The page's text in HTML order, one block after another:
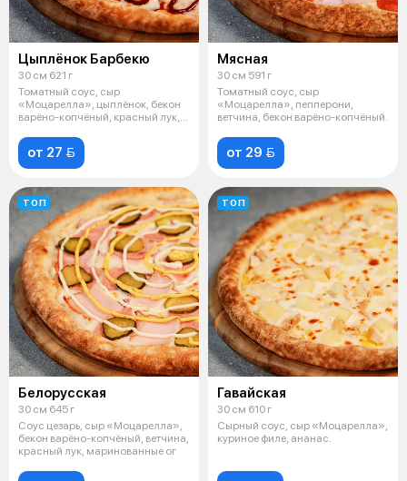
Цыплёнок Барбекю
30 см 621 г
Томатный соус, сыр
«Моцарелла», цыплёнок, бекон
варёно-копчёный, красный лук,
от 27 
Мясная
30 см 591 г
Томатный соус, сыр
«Моцарелла», пепперони,
ветчина, бекон варёно-копчёный.
от 29 
ТОП
Белорусская
30 см 645 г
Соус цезарь, сыр «Моцарелла»,
бекон варёно-копчёный, ветчина,
красный лук, маринованные ог
ТОП
Гавайская
30 см 610 г
Сырный соус, сыр «Моцарелла»,
куриное филе, ананас.